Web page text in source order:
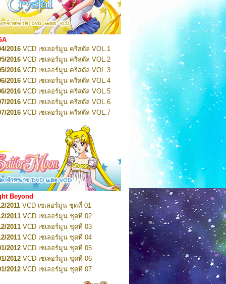
Pretty Guardian Sailor Moon Eternal
1
Pretty Guardian Sailor Moon Eternal
2
Pretty Guardian Sailor Moon Eternal
3
Pretty Guardian Sailor Moon Eternal
4
Pretty Guardian Sailor Moon Eternal
5
Pretty Guardian Sailor Moon Eternal
6
Pretty Guardian Sailor Moon Eternal
7
Pretty Guardian Sailor Moon Eternal
Pretty Guardian Sailor Moon Eternal
Pretty Guardian Sailor Moon Eternal
10
2026Code Name: Sailor V 1
2026Code Name: Sailor V 2
2016 VCD เซเลอร์มูน คริสตัล VOL.1
2016 VCD เซเลอร์มูน คริสตัล VOL.2
2016 VCD เซเลอร์มูน คริสตัล VOL.3
2016 VCD เซเลอร์มูน คริสตัล VOL.4
2016 VCD เซเลอร์มูน คริสตัล VOL.5
2016 VCD เซเลอร์มูน คริสตัล VOL.6
2016 VCD เซเลอร์มูน คริสตัล VOL.7
VCD เซเลอร์มูน คริสตัล VOL.9
VCD เซเลอร์มูน คริสตัล VOL.10
2016
VCD เซเลอร์มูน คริสตัล VOL.11
2016VCD เซเลอร์มูน คริสตัล VOL.12
2016VCD เซเลอร์มูน คริสตัล VOL.13
2016 DVD เซเลอร์มูน คริสตัล VOL.1
2016DVD เซเลอร์มูน คริสตัล VOL.2
2016 DVD เซเลอร์มูน คริสตัล VOL.3
2016 DVD เซเลอร์มูน คริสตัล VOL.4
2016 DVD เซเลอร์มูน คริสตัล VOL.5
2016 DVD เซเลอร์มูน คริสตัล VOL.6
2016DVD เซเลอร์มูน คริสตัล VOL.7
2016DVD เซเลอร์มูน คริสตัล VOL.8
2017 DVD เซเลอร์มูน คริสตัล Box-Set
Beyond
2011 VCD เซเลอร์มูน ชุดที่ 01
2011 VCD เซเลอร์มูน ชุดที่ 02
2011 VCD เซเลอร์มูน ชุดที่ 03
2011 VCD เซเลอร์มูน ชุดที่ 04
2012 VCD เซเลอร์มูน ชุดที่ 05
2012 VCD เซเลอร์มูน ชุดที่ 06
2012 VCD เซเลอร์มูน ชุดที่ 07
VCD เซเลอร์มูน ชุดที่ 08